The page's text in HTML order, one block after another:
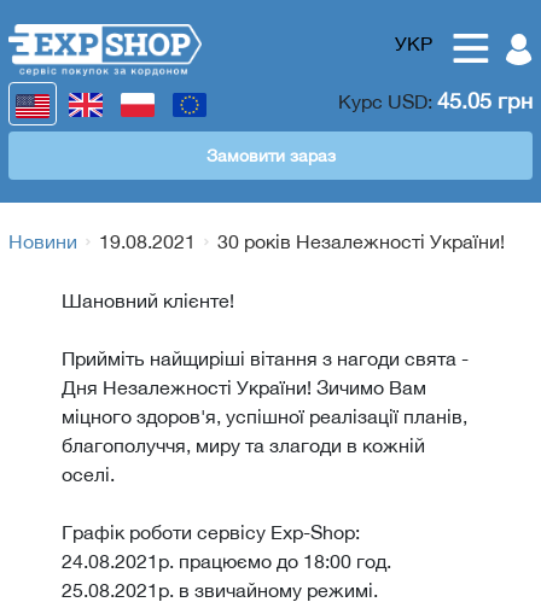
УКР
Курс USD: 45.05 грн
Замовити зараз
Новини 19.08.2021 30 років Незалежності України!
Шановний клієнте!
Прийміть найщиріші вітання з нагоди свята -
Дня Незалежності України! Зичимо Вам
міцного здоров'я, успішної реалізації планів,
благополуччя, миру та злагоди в кожній
оселі.
Графік роботи сервісу Exp-Shop:
24.08.2021р. працюємо до 18:00 год.
25.08.2021р. в звичайному режимі.